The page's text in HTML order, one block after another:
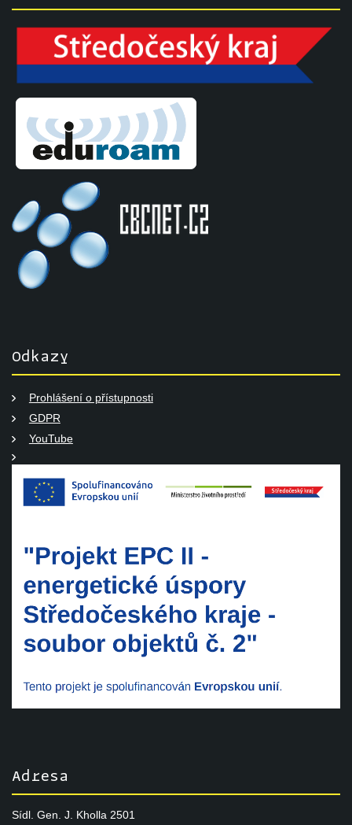
Odkazy
Prohlášení o přístupnosti
GDPR
YouTube
Adresa
Sídl. Gen. J. Kholla 2501